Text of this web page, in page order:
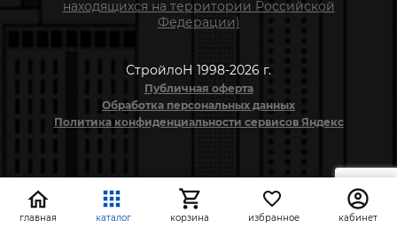
находящихся на территории Российской
Федерации)
СтройлоН 1998-2026 г.
Публичная оферта
Обработка персональных данных
Политика конфиденциальности сервисов Яндекс
главная каталог корзина избранное кабинет